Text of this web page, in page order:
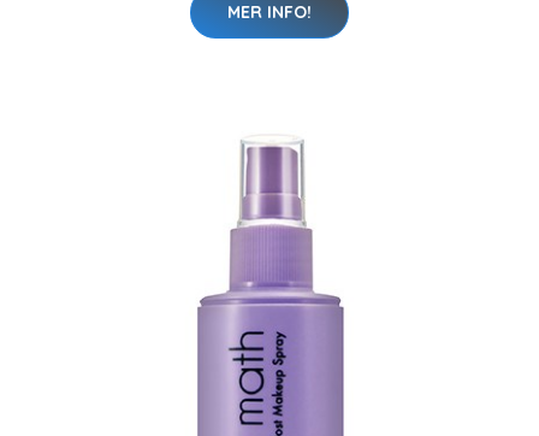
MER INFO!